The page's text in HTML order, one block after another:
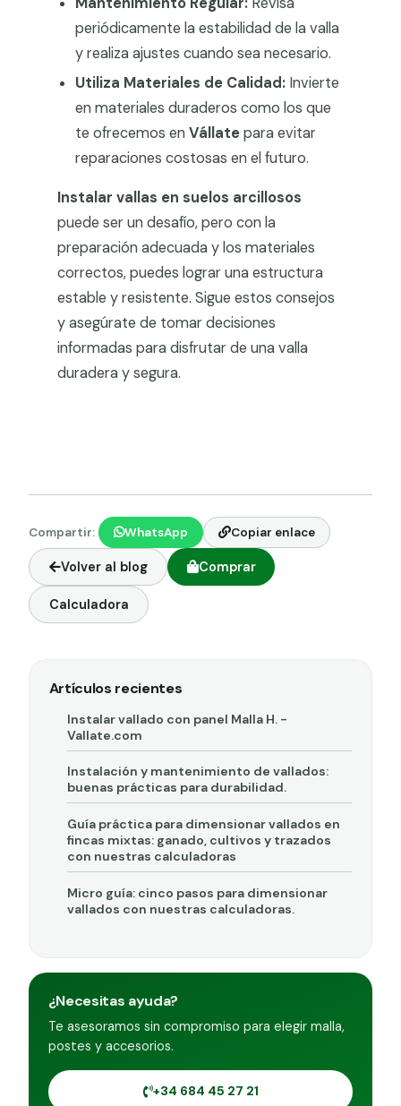
periódicamente la estabilidad de la valla
y realiza ajustes cuando sea necesario.
Utiliza Materiales de Calidad: Invierte
en materiales duraderos como los que
te ofrecemos en Vállatepara evitar
reparaciones costosas en el futuro.
Instalar vallas en suelos arcillosos
puede ser un desafío, pero con la
preparación adecuada y los materiales
correctos, puedes lograr una estructura
estable y resistente. Sigue estos consejos
y asegúrate de tomar decisiones
informadas para disfrutar de una valla
duradera y segura.
Compartir: WhatsApp Copiar enlace
Volver al blog Comprar
Calculadora
Artículos recientes
Instalar vallado con panel Malla H. -
Vallate.com
Instalación y mantenimiento de vallados:
buenas prácticas para durabilidad.
Guía práctica para dimensionar vallados en
fincas mixtas: ganado, cultivos y trazados
con nuestras calculadoras
Micro guía: cinco pasos para dimensionar
vallados con nuestras calculadoras.
¿Necesitas ayuda?
Te asesoramos sin compromiso para elegir malla,
postes y accesorios.
+34 684 45 27 21